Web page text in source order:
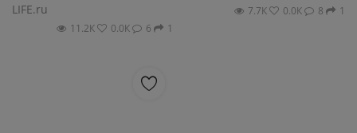
LIFE.ru
11.2К 0.0К 6 1
7.7К 0.0К 8 1